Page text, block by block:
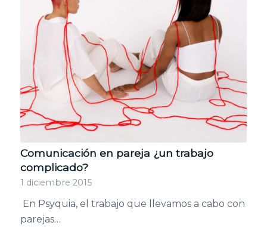
Comunicación en pareja ¿un trabajo
complicado?
1 diciembre 2015
En Psyquia, el trabajo que llevamos a cabo con
parejas…